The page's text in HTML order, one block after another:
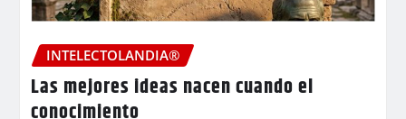
INTELECTOLANDIA®
Las mejores ideas nacen cuando el